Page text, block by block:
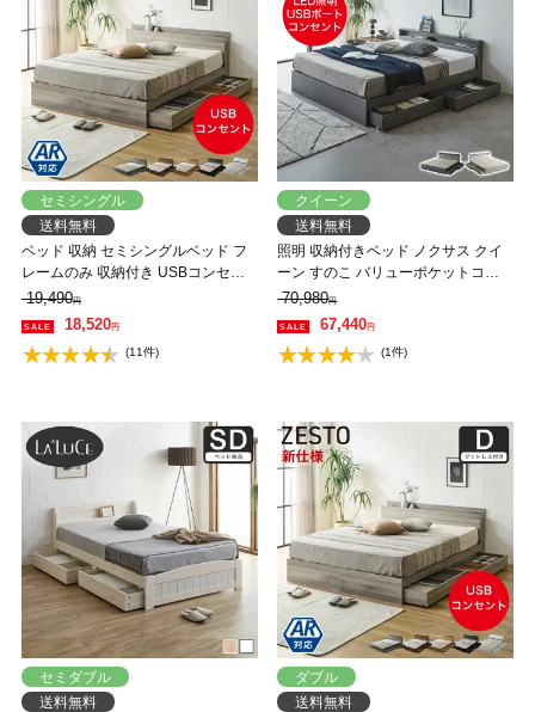
セミシングル
送料無料
ベッド 収納 セミシングルベッド フ
レームのみ 収納付き USBコンセン
ト付き zesto ゼスト セミシングル す
のこベッド 引き出し付きベッド
zesto 木製ベッド【AR】【z有料組
立】
19,490円
18,520円
(11件)
クイーン
送料無料
照明 収納付きベッド ノクサス クイ
ーン すのこ バリューポケットコイ
ルマットレス付き USB・コンセント
フレーム 照明 照明付き マットレス
付き 【大型家具配送】
70,980円
67,440円
(1件)
セミダブル
送料無料
ダブル
送料無料